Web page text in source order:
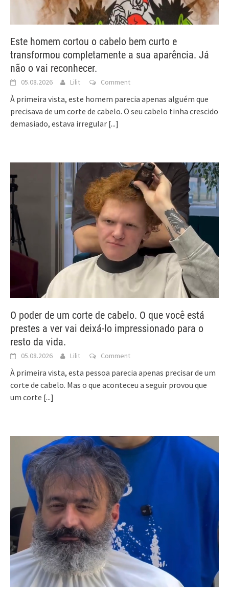
Este homem cortou o cabelo bem curto e
transformou completamente a sua aparência. Já
não o vai reconhecer.
05.08.2026 Lilit Comment
À primeira vista, este homem parecia apenas alguém que
precisava de um corte de cabelo. O seu cabelo tinha crescido
demasiado, estava irregular [...]
O poder de um corte de cabelo. O que você está
prestes a ver vai deixá-lo impressionado para o
resto da vida.
05.08.2026 Lilit Comment
À primeira vista, esta pessoa parecia apenas precisar de um
corte de cabelo. Mas o que aconteceu a seguir provou que
um corte [...]